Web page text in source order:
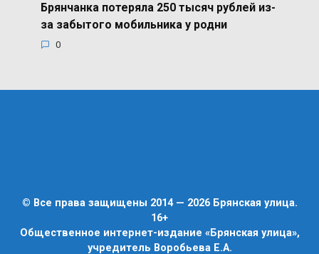
Брянчанка потеряла 250 тысяч рублей из-
за забытого мобильника у родни
0
© Все права защищены 2014 — 2026 Брянская улица.
16+
Общественное интернет-издание «Брянская улица»,
учредитель Воробьева Е.А.